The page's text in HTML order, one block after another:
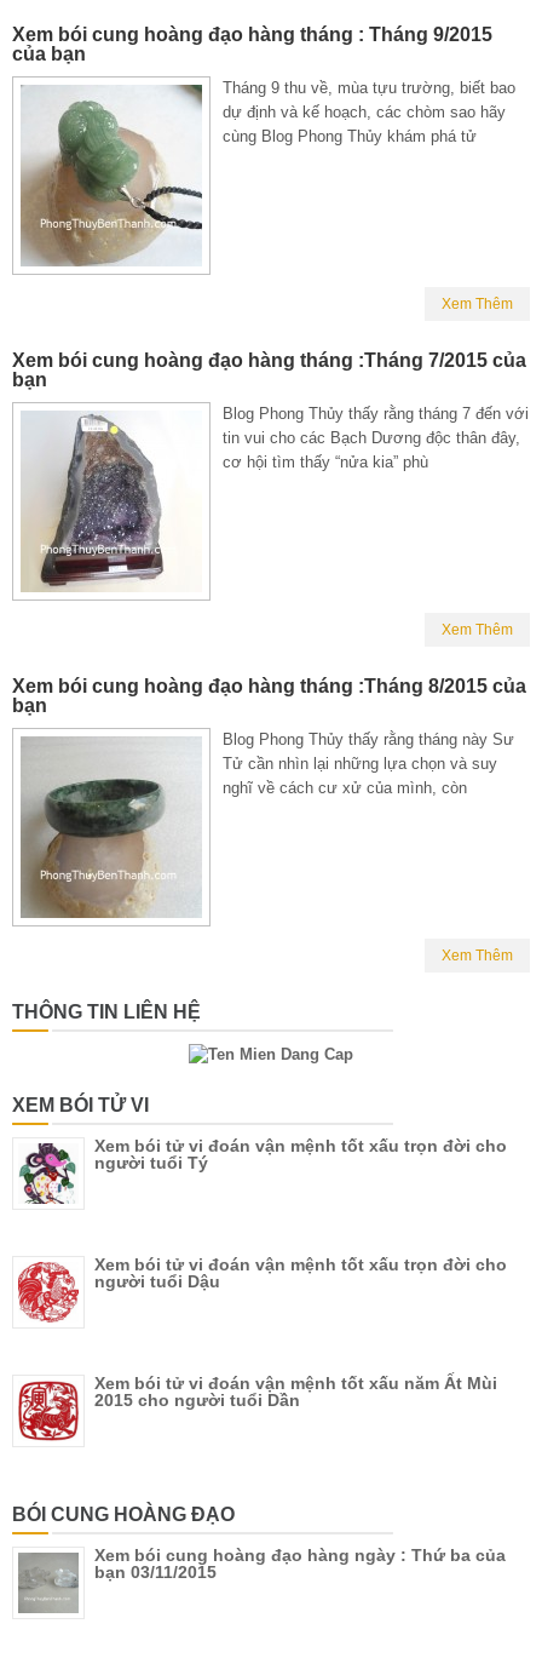
Xem bói cung hoàng đạo hàng tháng : Tháng 9/2015
của bạn
Tháng 9 thu về, mùa tựu trường, biết bao
dự định và kế hoạch, các chòm sao hãy
cùng Blog Phong Thủy khám phá tử
Xem Thêm
Xem bói cung hoàng đạo hàng tháng :Tháng 7/2015 của
bạn
Blog Phong Thủy thấy rằng tháng 7 đến với
tin vui cho các Bạch Dương độc thân đây,
cơ hội tìm thấy “nửa kia” phù
Xem Thêm
Xem bói cung hoàng đạo hàng tháng :Tháng 8/2015 của
bạn
Blog Phong Thủy thấy rằng tháng này Sư
Tử cần nhìn lại những lựa chọn và suy
nghĩ về cách cư xử của mình, còn
Xem Thêm
THÔNG TIN LIÊN HỆ
XEM BÓI TỬ VI
Xem bói tử vi đoán vận mệnh tốt xấu trọn đời cho
người tuổi Tý
Xem bói tử vi đoán vận mệnh tốt xấu trọn đời cho
người tuổi Dậu
Xem bói tử vi đoán vận mệnh tốt xấu năm Ất Mùi
2015 cho người tuổi Dần
BÓI CUNG HOÀNG ĐẠO
Xem bói cung hoàng đạo hàng ngày : Thứ ba của
bạn 03/11/2015